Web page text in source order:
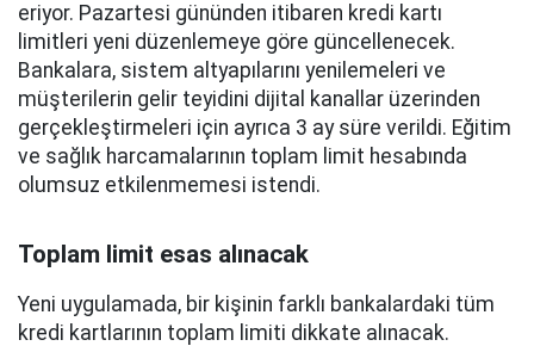
eriyor. Pazartesi gününden itibaren kredi kartı
limitleri yeni düzenlemeye göre güncellenecek.
Bankalara, sistem altyapılarını yenilemeleri ve
müşterilerin gelir teyidini dijital kanallar üzerinden
gerçekleştirmeleri için ayrıca 3 ay süre verildi. Eğitim
ve sağlık harcamalarının toplam limit hesabında
olumsuz etkilenmemesi istendi.
Toplam limit esas alınacak
Yeni uygulamada, bir kişinin farklı bankalardaki tüm
kredi kartlarının toplam limiti dikkate alınacak.